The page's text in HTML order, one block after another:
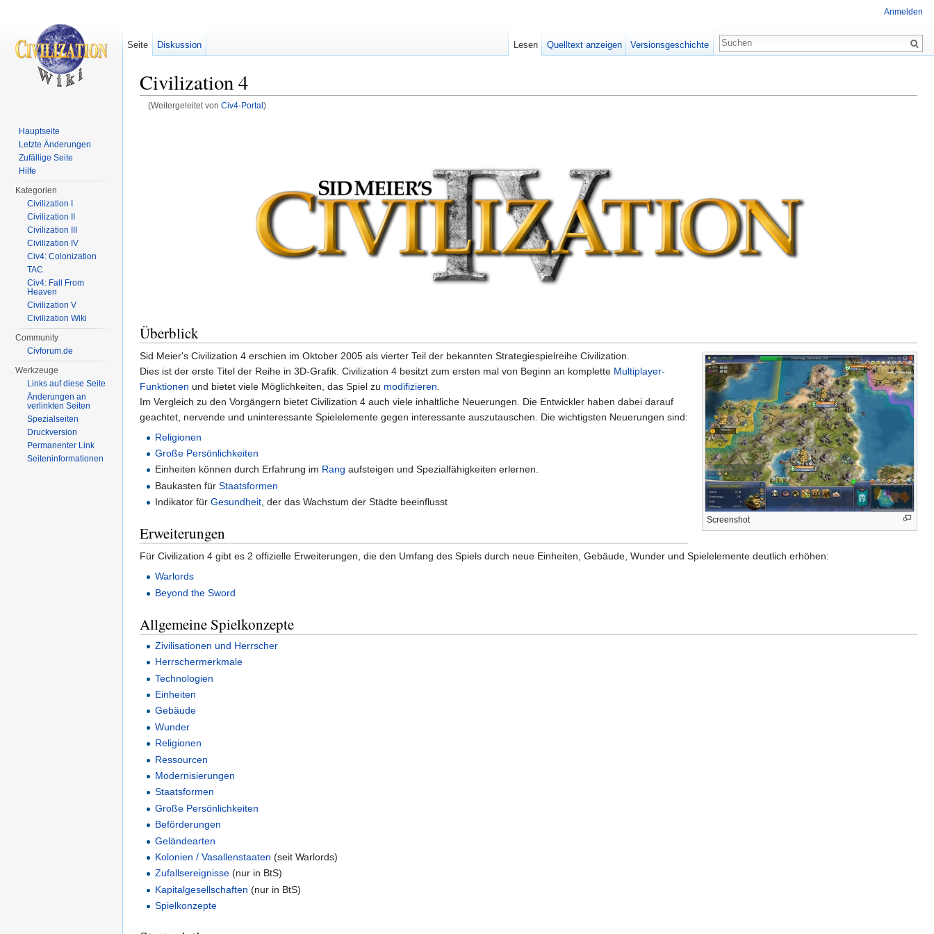
Civilization 4
(Weitergeleitet von Civ4-Portal )
Überblick
Screenshot
Sid Meier's Civilization 4 erschien im Oktober 2005 als vierter Teil der bekannten Strategiespielreihe Civilization.
Dies ist der erste Titel der Reihe in 3D-Grafik. Civilization 4 besitzt zum ersten mal von Beginn an komplette Multiplayer-
Funktionen und bietet viele Möglichkeiten, das Spiel zu modifizieren
Im Vergleich zu den Vorgängern bietet Civilization 4 auch viele inhaltliche Neuerungen. Die Entwickler haben dabei darauf
geachtet, nervende und uninteressante Spielelemente gegen interessante auszutauschen. Die wichtigsten Neuerungen sind:
Religionen
Große Persönlichkeiten
Einheiten können durch Erfahrung im Rang aufsteigen und Spezialfähigkeiten erlernen.
Baukasten fürStaatsformen
Indikator fürGesundheit, der das Wachstum der Städte beeinflusst
Erweiterungen
Für Civilization 4 gibt es 2 offizielle Erweiterungen, die den Umfang des Spiels durch neue Einheiten, Gebäude, Wunder und Spielelemente deutlich erhöhen:
Warlords
Beyond the Sword
Allgemeine Spielkonzepte
Zivilisationen und Herrscher
Herrschermerkmale
Technologien
Einheiten
Gebäude
Wunder
Religionen
Ressourcen
Modernisierungen
Staatsformen
Große Persönlichkeiten
Beförderungen
Geländearten
Kolonien / Vasallenstaaten (seit Warlords)
Zufallsereignisse (nur in BtS)
Kapitalgesellschaften (nur in BtS)
Spielkonzepte
Anmelden
Seite Diskussion Lesen Quelltext anzeigen Versionsgeschichte
Hauptseite
Letzte Änderungen
Zufällige Seite
Hilfe
Kategorien
Civilization I
Civilization II
Civilization III
Civilization IV
Civ4: Colonization
TAC
Civ4: Fall From
Heaven
Civilization V
Civilization Wiki
Community
Civforum.de
Werkzeuge
Links auf diese Seite
Änderungen an
verlinkten Seiten
Spezialseiten
Druckversion
Permanenter Link
Seiten­informationen